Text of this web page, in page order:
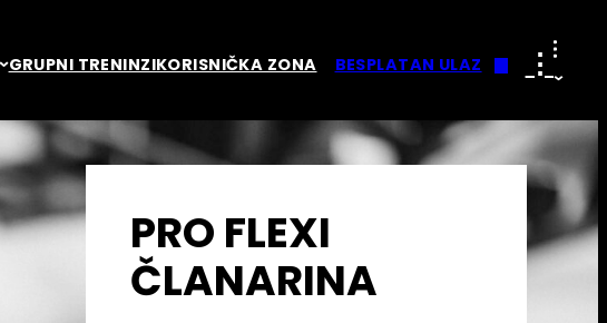
GRUPNI TRENINZIKORISNIČKA ZONA BESPLATAN ULAZ ⋮
PRO FLEXI
ČLANARINA